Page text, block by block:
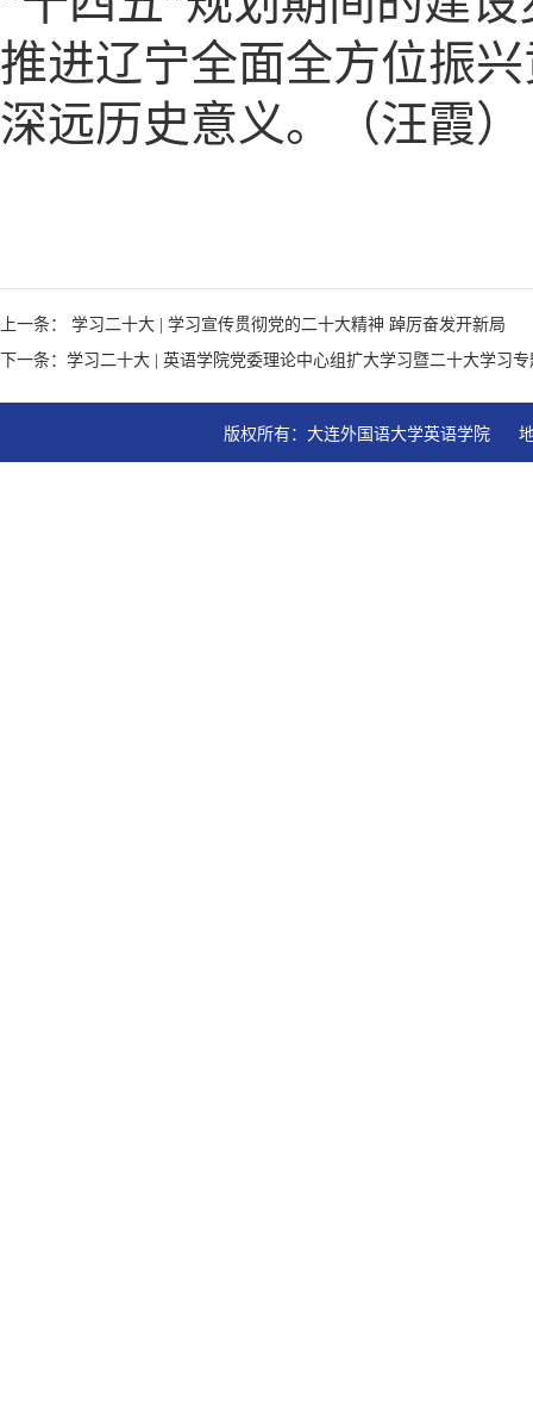
推进辽宁全面全方位振
深远历史意义。（汪霞）
上一条： 学习二十大 | 学习宣传贯彻党的二十大精神 踔厉奋发开新局
下一条：学习二十大 | 英语学院党委理论中心组扩大学习暨二十大学习
版权所有：大连外国语大学英语学院